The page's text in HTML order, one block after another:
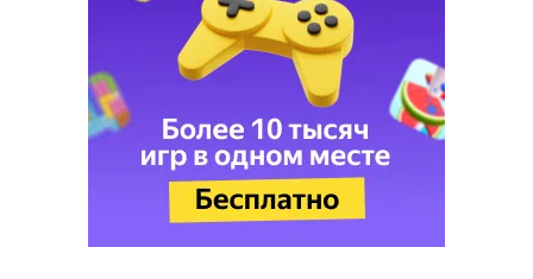
Фото: «Вечерняя Москва»